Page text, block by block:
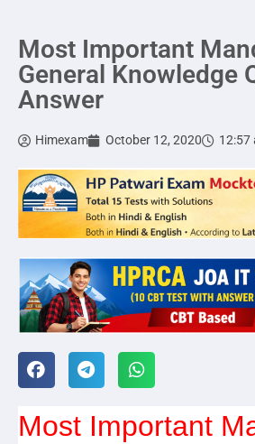
Most Important
General Knowledge
Answer
Himexam October 12, 2020 12:57
Most Important